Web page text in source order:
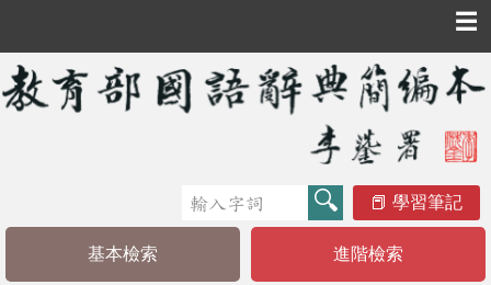
☰
學習筆記
基本檢索 進階檢索